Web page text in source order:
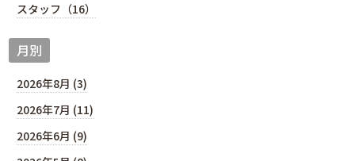
スタッフ（16）
月別
2026年8月 (3)
2026年7月 (11)
2026年6月 (9)